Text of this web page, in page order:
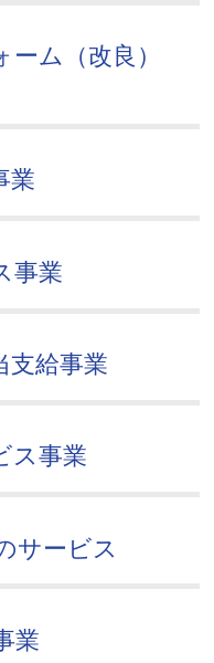
ム（改良）
業
事業
支給事業
ス事業
サービス
業